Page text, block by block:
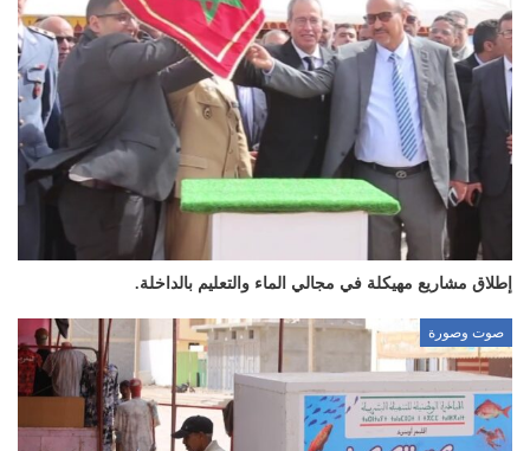
إطلاق مشاريع مهيكلة في مجالي الماء والتعليم بالداخلة.
صوت وصورة